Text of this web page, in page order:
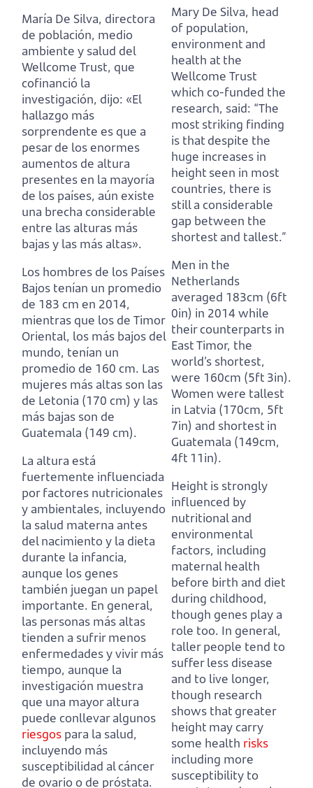
María De Silva, directora
de población, medio
ambiente y salud del
Wellcome Trust, que
cofinanció la
investigación, dijo: «El
hallazgo más
sorprendente es que a
pesar de los enormes
aumentos de altura
presentes en la mayoría
de los países, aún existe
una brecha considerable
entre las alturas más
bajas y las más altas».
Los hombres de los Países
Bajos tenían un promedio
de 183 cm en 2014,
mientras que los de Timor
Oriental, los más bajos del
mundo, tenían un
promedio de 160 cm. Las
mujeres más altas son las
de Letonia (170 cm) y las
más bajas son de
Guatemala (149 cm).
La altura está
fuertemente influenciada
por factores nutricionales
y ambientales, incluyendo
la salud materna antes
del nacimiento y la dieta
durante la infancia,
aunque los genes
también juegan un papel
importante. En general,
las personas más altas
tienden a sufrir menos
enfermedades y vivir más
tiempo, aunque la
investigación muestra
que una mayor altura
puede conllevar algunos
riesgos para la salud,
incluyendo más
susceptibilidad al cáncer
de ovario o de próstata.
Mary De Silva, head
of population,
environment and
health at the
Wellcome Trust
which co-funded the
research, said: “The
most striking finding
is that despite the
huge increases in
height seen in most
countries, there is
still a considerable
gap between the
shortest and tallest.”
Men in the
Netherlands
averaged 183cm (6ft
0in) in 2014 while
their counterparts in
East Timor, the
world’s shortest,
were 160cm (5ft 3in).
Women were tallest
in Latvia (170cm, 5ft
7in) and shortest in
Guatemala (149cm,
4ft 11in).
Height is strongly
influenced by
nutritional and
environmental
factors, including
maternal health
before birth and diet
during childhood,
though genes play a
role too. In general,
taller people tend to
suffer less disease
and to live longer,
though research
shows that greater
height may carry
some health risks
including more
susceptibility to